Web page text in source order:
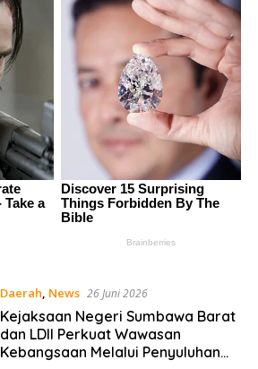
Daerah, News 26 Juni 2026
Kejaksaan Negeri Sumbawa Barat
dan LDII Perkuat Wawasan
Kebangsaan Melalui Penyuluhan